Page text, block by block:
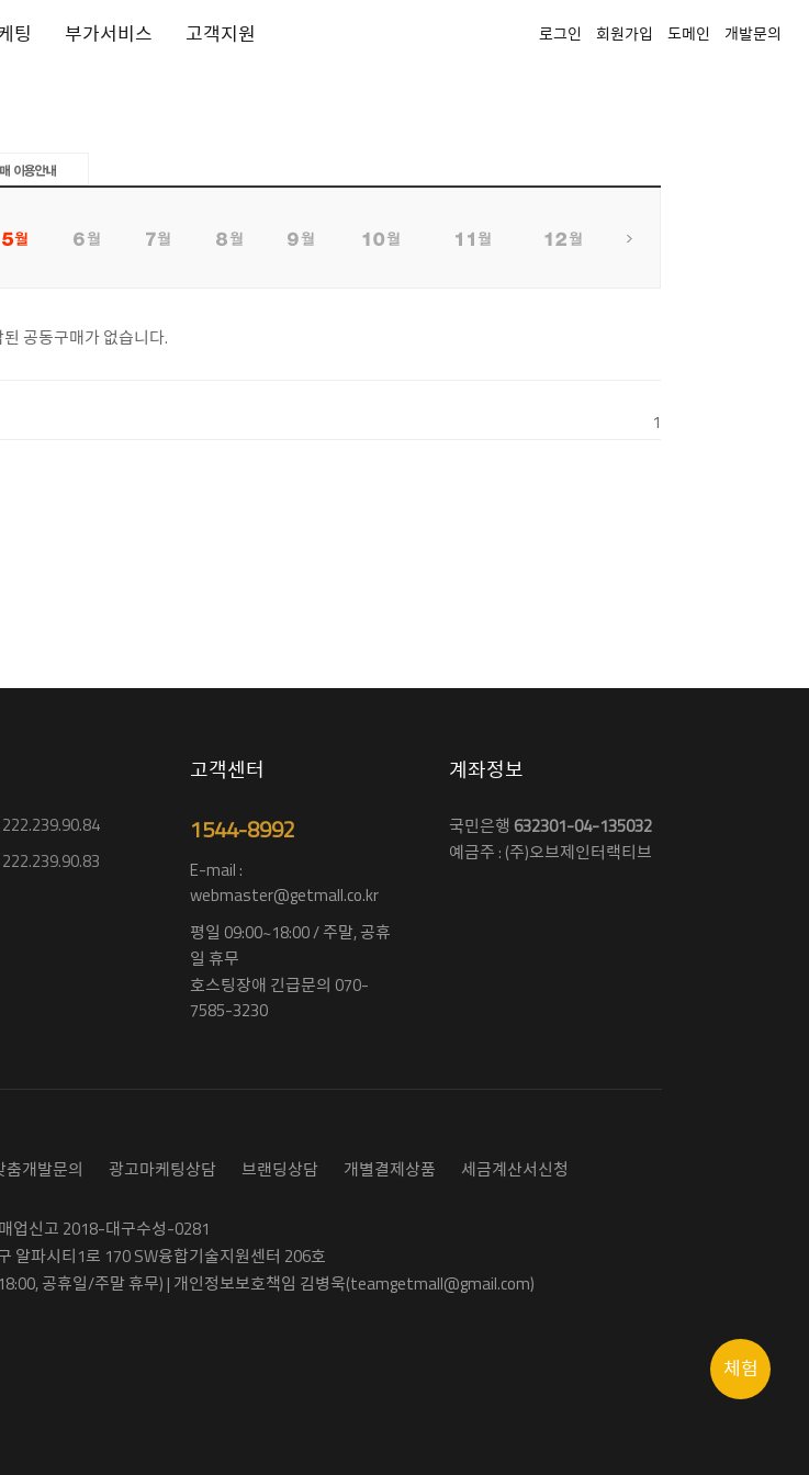
팅 부가서비스 고객지원 로그인 회원가입 도메인 개발문의
공동구매가 없습니다.
1
고객센터
1544-8992
E-mail :
webmaster@getmall.co.kr
평일 09:00~18:00 / 주말, 공휴
일 휴무
호스팅장애 긴급문의 070-
7585-3230
계좌정보
국민은행 632301-04-135032
예금주 : (주)오브제인터랙티브
춤개발문의 광고마케팅상담 브랜딩상담 개별결제상품 세금계산서신청
업신고 2018-대구수성-0281
알파시티1로 170 SW융합기술지원센터 206호
공휴일/주말 휴무) | 개인정보보호책임 김병욱(teamgetmall@gmail.com)
체험